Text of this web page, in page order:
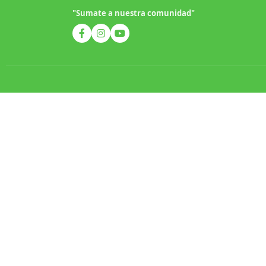
"Sumate a nuestra comunidad"